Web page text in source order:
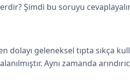
Şimdi bu soruyu
geleneksel tıpta sıkça
Aynı zamanda